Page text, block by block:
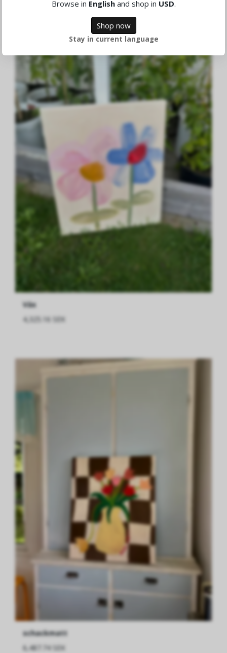
Väx
4,325.16 SEK
schackmatt
6,487.74 SEK
Browse in Englishand shop in USD.
Shop now
Stay in current language